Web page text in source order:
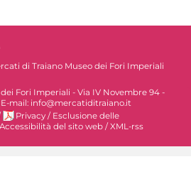
di Traiano Museo dei Fori Imperiali
Fori Imperiali - Via IV Novembre 94 -
E-mail: info@mercatiditraiano.it
Privacy / Esclusione delle
Accessibilità del sito web / XML-rss